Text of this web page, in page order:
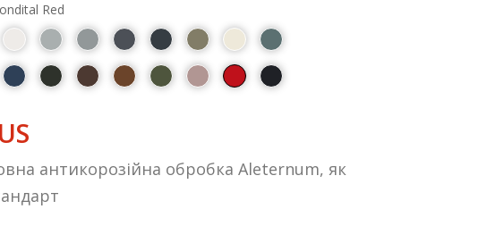
Red
антикорозійна обробка Aleternum, як